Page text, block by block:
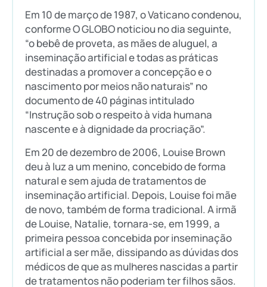
Em 10 de março de 1987, o Vaticano condenou,
conforme O GLOBO noticiou no dia seguinte,
“o bebê de proveta, as mães de aluguel, a
inseminação artificial e todas as práticas
destinadas a promover a concepção e o
nascimento por meios não naturais” no
documento de 40 páginas intitulado
“Instrução sob o respeito à vida humana
nascente e à dignidade da procriação”.
Em 20 de dezembro de 2006, Louise Brown
deu à luz a um menino, concebido de forma
natural e sem ajuda de tratamentos de
inseminação artificial. Depois, Louise foi mãe
de novo, também de forma tradicional. A irmã
de Louise, Natalie, tornara-se, em 1999, a
primeira pessoa concebida por inseminação
artificial a ser mãe, dissipando as dúvidas dos
médicos de que as mulheres nascidas a partir
de tratamentos não poderiam ter filhos sãos.